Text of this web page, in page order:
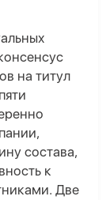
на титул
состава,
к
Две